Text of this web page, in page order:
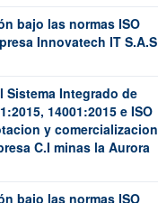
bajo las normas ISO
Innovatech IT S.A.S
Sistema Integrado de
14001:2015 e ISO
y comercializacion
C.I minas la Aurora
bajo las normas ISO